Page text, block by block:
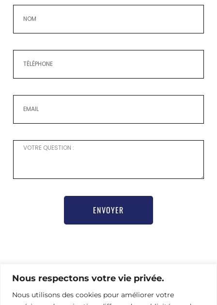
Nous respectons votre vie privée.
Nous utilisons des cookies pour améliorer votre
ENVOYER
pour vous inscrire,
Nathalie Hamel bioprogsbr@gmail.com TEL : +33 6 23